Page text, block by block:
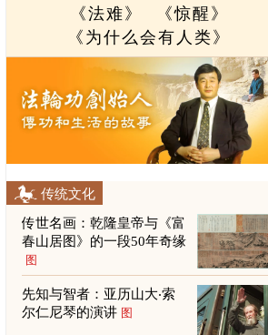
《法难》
《惊醒》
《为什么会有人类》
传统文化
传世名画：乾隆皇帝与《富
春山居图》的一段50年奇缘
图
先知与智者：亚历山大‧索
尔仁尼琴的演讲 图